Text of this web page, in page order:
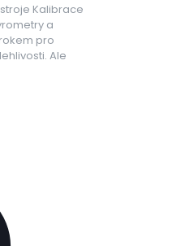
Kalibrace
a
pro
Ale